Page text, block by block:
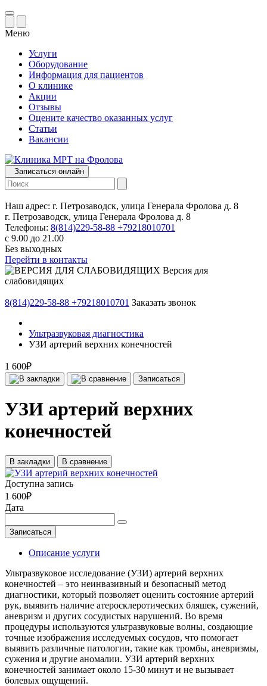
Меню
Услуги
Оборудование
Информация для пациентов
О клинике
Акции
Отзывы
Оцените качество оказанных услуг
Статьи
Вакансии
Записаться онлайн
Наш адрес: г. Петрозаводск, улица Генерала Фролова д. 8
г. Петрозаводск, улица Генерала Фролова д. 8
Телефоны: 8(814)229-58-88 +79218010701
с 9.00 до 21.00
Без выходных
Перейти в контакты
Версия для
слабовидящих
8(814)229-58-88 +79218010701 Заказать звонок
Ультразвуковая диагностика
УЗИ артерий верхних конечностей
1 600₽
Записаться
УЗИ артерий верхних
конечностей
В закладки В сравнение
Доступна запись
1 600₽
Дата
Записаться
Описание услуги
Ультразвуковое исследование (УЗИ) артерий верхних
конечностей – это неинвазивный и безопасный метод
диагностики, который позволяет оценить состояние артерий
рук, выявить наличие атеросклеротических бляшек, сужений,
аневризм и других сосудистых нарушений. Во время
процедуры используются ультразвуковые волны, создающие
точные изображения исследуемых сосудов, что помогает
выявить различные патологии, такие как тромбы, аневризмы,
сужения и другие аномалии. УЗИ артерий верхних
конечностей занимает около 15-30 минут и не вызывает
болевых ощущений.